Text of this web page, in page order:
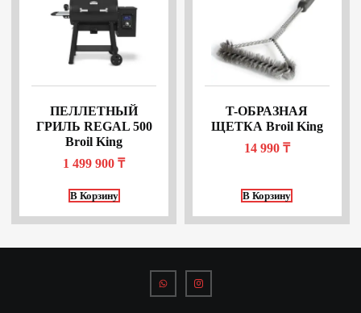
ПЕЛЛЕТНЫЙ
ГРИЛЬ REGAL 500
Broil King
1 499 900₸
В Корзину
T-ОБРАЗНАЯ
ЩЕТКА Broil King
14 990 ₸
В Корзину